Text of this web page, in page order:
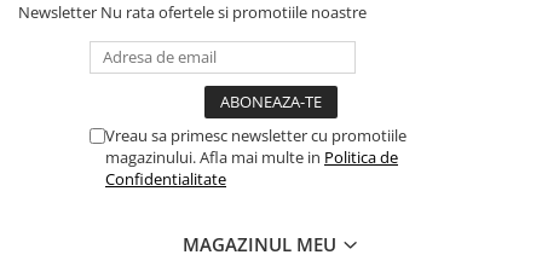
Markere speciale pentru desen
Pixuri si rezerve
Ghiozdane si genti scolare
Genti laptop
Carti si jocuri pentru copii
Newsletter Nu rata ofertele si promotiile noastre
Vreau sa primesc newsletter cu promotiile
magazinului. Afla mai multe in Politica de
Confidentialitate
MAGAZINUL MEU